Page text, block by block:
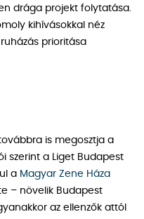
drága projekt folytatása.
kihívásokkal néz
prioritása
is megosztja a
szerint a Liget Budapest
a Magyar Zene Háza
– növelik Budapest
az ellenzők attól